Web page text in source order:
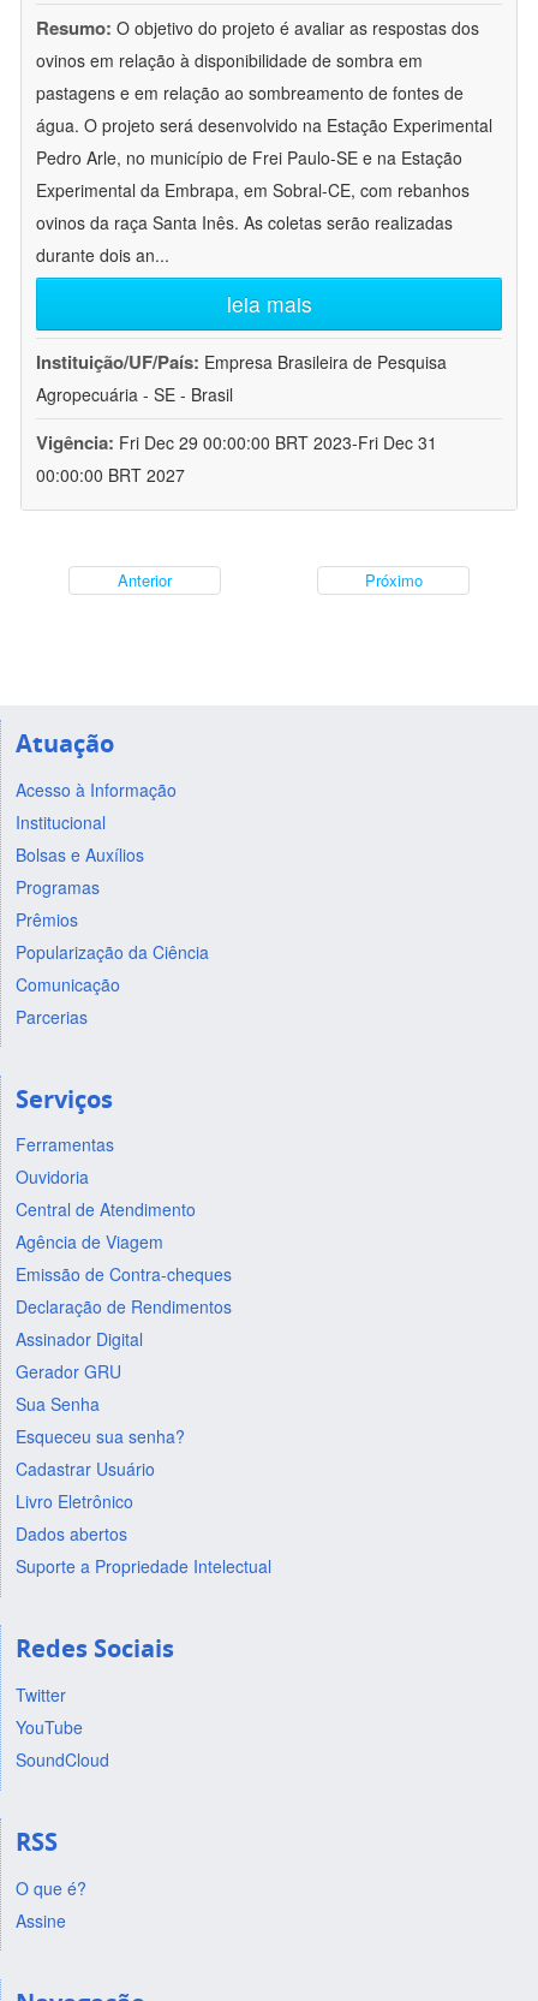
Resumo: O objetivo do projeto é avaliar as respostas dos
ovinos em relação à disponibilidade de sombra em
pastagens e em relação ao sombreamento de fontes de
água. O projeto será desenvolvido na Estação Experimental
Pedro Arle, no município de Frei Paulo-SE e na Estação
Experimental da Embrapa, em Sobral-CE, com rebanhos
ovinos da raça Santa Inês. As coletas serão realizadas
durante dois an...
leia mais
Instituição/UF/País: Empresa Brasileira de Pesquisa
Agropecuária - SE - Brasil
Vigência: Fri Dec 29 00:00:00 BRT 2023-Fri Dec 31
00:00:00 BRT 2027
Anterior Próximo
Atuação
Acesso à Informação
Institucional
Bolsas e Auxílios
Programas
Prêmios
Popularização da Ciência
Comunicação
Parcerias
Serviços
Ferramentas
Ouvidoria
Central de Atendimento
Agência de Viagem
Emissão de Contra-cheques
Declaração de Rendimentos
Assinador Digital
Gerador GRU
Sua Senha
Esqueceu sua senha?
Cadastrar Usuário
Livro Eletrônico
Dados abertos
Suporte a Propriedade Intelectual
Redes Sociais
Twitter
YouTube
SoundCloud
RSS
O que é?
Assine